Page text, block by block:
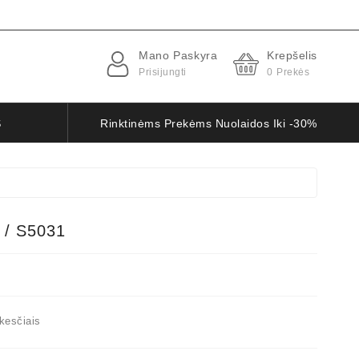
Mano Paskyra
Prisijungti
Krepšelis
0 Prekės
Rinktinėms Prekėms Nuolaidos Iki -30%
/ S5031